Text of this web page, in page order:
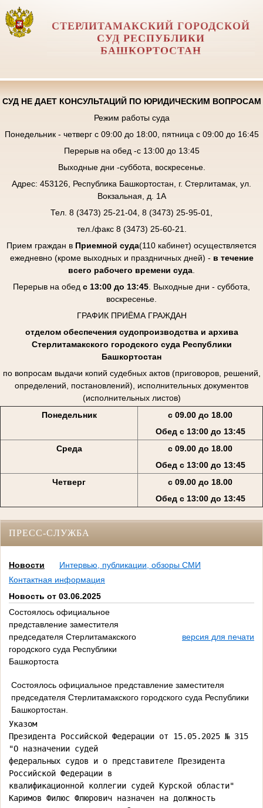
СТЕРЛИТАМАКСКИЙ ГОРОДСКОЙ
СУД РЕСПУБЛИКИ
БАШКОРТОСТАН
СУД НЕ ДАЕТ КОНСУЛЬТАЦИЙ ПО ЮРИДИЧЕСКИМ ВОПРОСАМ
Режим работы суда
Понедельник - четверг с 09:00 до 18:00, пятница с 09:00 до 16:45
Перерыв на обед -с 13:00 до 13:45
Выходные дни -суббота, воскресенье.
Адрес: 453126, Республика Башкортостан, г. Стерлитамак, ул.
Вокзальная, д. 1А
Тел. 8 (3473) 25-21-04, 8 (3473) 25-95-01,
тел./факс 8 (3473) 25-60-21.
Прием граждан в Приемной суда(110 кабинет) осуществляется
ежедневно (кроме выходных и праздничных дней) - в течение
всего рабочего времени суда
Перерыв на обед с 13:00 до 13:45 . Выходные дни - суббота,
воскресенье.
ГРАФИК ПРИЁМА ГРАЖДАН
отделом обеспечения судопроизводства и архива
Стерлитамакского городского суда Республики
Башкортостан
по вопросам выдачи копий судебных актов (приговоров, решений,
определений, постановлений), исполнительных документов
(исполнительных листов)
Понедельник
с 09.00 до 18.00
Обед с 13:00 до 13:45
Среда
с 09.00 до 18.00
Обед с 13:00 до 13:45
Четверг
с 09.00 до 18.00
Обед с 13:00 до 13:45
ПРЕСС-СЛУЖБА
Новости
Интервью, публикации, обзоры СМИ
Контактная информация
Новость от 03.06.2025
Состоялось официальное
представление заместителя
председателя Стерлитамакского
городского суда Республики
Башкортоста
версия для печати
Состоялось официальное представление заместителя
председателя Стерлитамакского городского суда Республики
Башкортостан.
Указом
Президента Российской Федерации от 15.05.2025 № 315
"О назначении судей
федеральных судов и о представителе Президента
Российской Федерации в
квалификационной коллегии судей Курской области"
Каримов Филюс Флюрович назначен на должность